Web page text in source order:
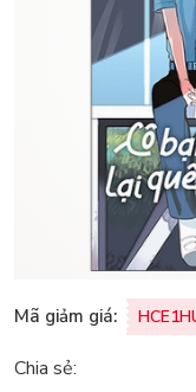
Mã giảm giá:
Chia sẻ: